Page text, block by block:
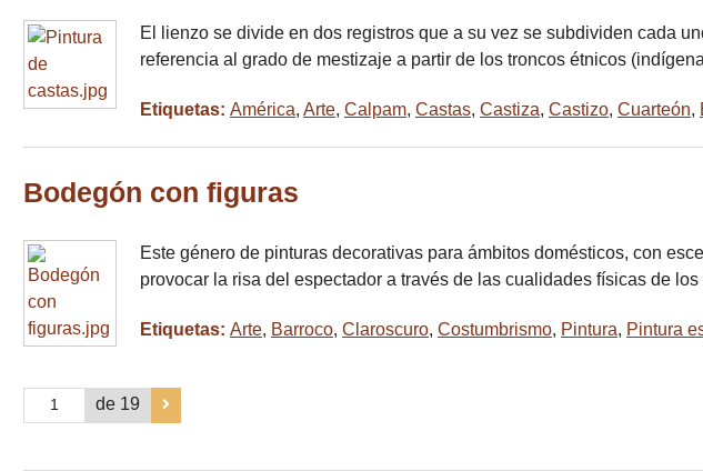
El lienzo se divide en dos registros que a su vez se subdividen cada
referencia al grado de mestizaje a partir de los troncos étnicos
Etiquetas: América, Arte, Calpam, Castas, Castiza, Castizo, Cuarteón,
Bodegón con figuras
Este género de pinturas decorativas para ámbitos domésticos, con
provocar la risa del espectador a través de las cualidades físicas de
Etiquetas: Arte, Barroco, Claroscuro, Costumbrismo, Pintura, Pintura
de 19